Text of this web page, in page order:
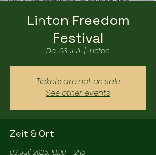
Linton Freedom
Festival
Do., 03. Juli
  |
Linton
Tickets are not on sale
See other events
Zeit & Ort
03. Juli 2025, 18:00 – 21:15